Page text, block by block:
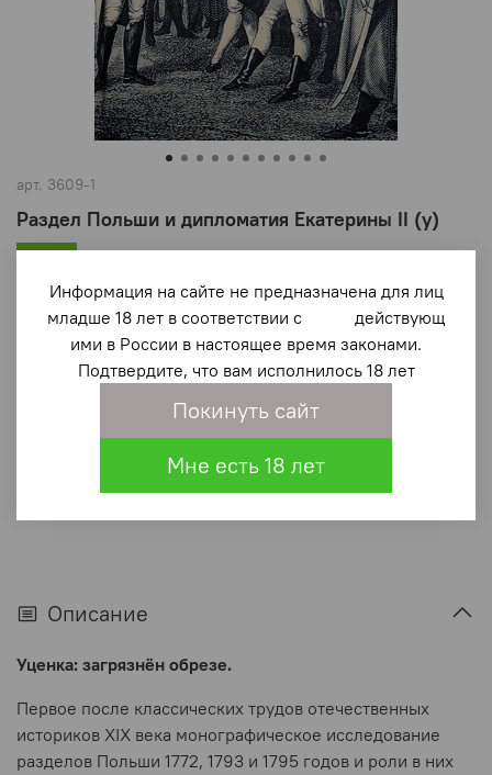
арт. 3609-1
Раздел Польши и дипломатия Екатерины II (у)
В избранное
-32%
1 200 ₽
В корзину
Описание
Уценка: загрязнён обрезе.
Первое после классических трудов отечественных
историков XIX века монографическое исследование
разделов Польши 1772, 1793 и 1795 годов и роли в них
Информация на сайте не предназначена для лиц
младше 18 лет в соответствии с действующ
ими в России в настоящее время законами.
Подтвердите, что вам исполнилось 18 лет
Покинуть сайт
Мне есть 18 лет